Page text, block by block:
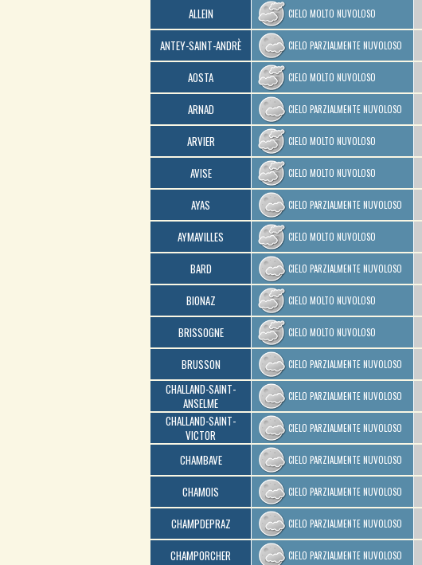
ALLEIN CIELO MOLTO NUVOLOSO
ANTEY-SAINT-ANDRÈ CIELO PARZIALMENTE NUVOLOSO
AOSTA CIELO MOLTO NUVOLOSO
ARNAD CIELO PARZIALMENTE NUVOLOSO
ARVIER CIELO MOLTO NUVOLOSO
AVISE CIELO MOLTO NUVOLOSO
AYAS CIELO PARZIALMENTE NUVOLOSO
AYMAVILLES CIELO MOLTO NUVOLOSO
BARD CIELO PARZIALMENTE NUVOLOSO
BIONAZ CIELO MOLTO NUVOLOSO
BRISSOGNE CIELO MOLTO NUVOLOSO
BRUSSON CIELO PARZIALMENTE NUVOLOSO
CHALLAND-SAINT-
ANSELME
CIELO PARZIALMENTE NUVOLOSO
CHALLAND-SAINT-
VICTOR
CIELO PARZIALMENTE NUVOLOSO
CHAMBAVE CIELO PARZIALMENTE NUVOLOSO
CHAMOIS CIELO PARZIALMENTE NUVOLOSO
CHAMPDEPRAZ CIELO PARZIALMENTE NUVOLOSO
CHAMPORCHER CIELO PARZIALMENTE NUVOLOSO